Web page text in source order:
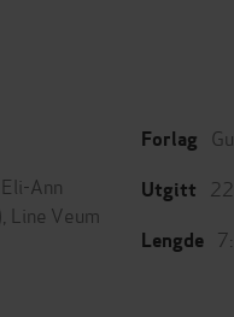
Eli-Ann
Line Veum
Forlag
Utgitt
Lengde